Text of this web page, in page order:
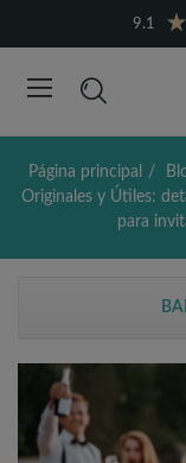
9.1
Página principal
Originales y Útiles:
para